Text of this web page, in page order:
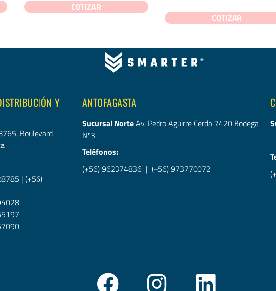
COTIZAR
COTIZAR
Y
Boulevard
| (+56)
ANTOFAGASTA
Sucursal NorteAv. Pedro Aguirre Cerda 7420 Bodega
Nº3
Teléfonos:
(+56) 962374836| (+56) 973770072